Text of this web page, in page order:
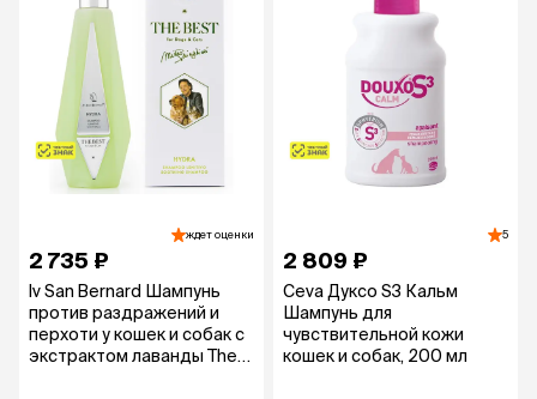
ждет оценки
2 735 ₽
Iv San Bernard Шампунь
против раздражений и
перхоти у кошек и собак с
экстрактом лаванды The
5
2 809 ₽
Ceva Дуксо S3 Кальм
Шампунь для
чувствительной кожи
кошек и собак, 200 мл